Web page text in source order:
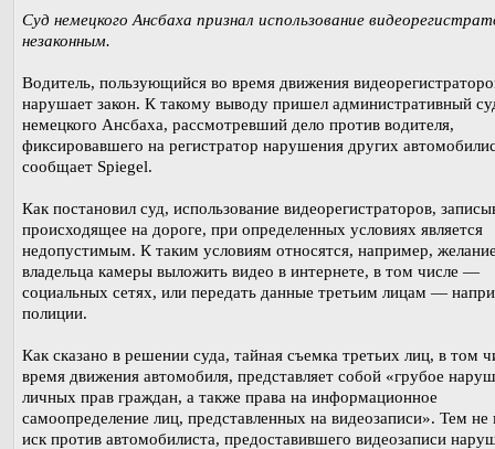
Суд немецкого Ансбаха признал использование
незаконным.
Водитель, пользующийся во время движения
нарушает закон. К такому выводу пришел административный
немецкого Ансбаха, рассмотревший дело против водителя,
фиксировавшего на регистратор нарушения других
сообщает Spiegel.
Как постановил суд, использование видеорегистраторов,
происходящее на дороге, при определенных условиях является
недопустимым. К таким условиям относятся, например,
владельца камеры выложить видео в интернете, в том числе —
социальных сетях, или передать данные третьим лицам —
полиции.
Как сказано в решении суда, тайная съемка третьих лиц, в том
время движения автомобиля, представляет собой «грубое
личных прав граждан, а также права на информационное
самоопределение лиц, представленных на видеозаписи». Тем не
иск против автомобилиста, предоставившего видеозаписи